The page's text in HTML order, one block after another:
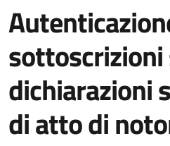
sottoscrizioni
dichiarazioni
di atto di